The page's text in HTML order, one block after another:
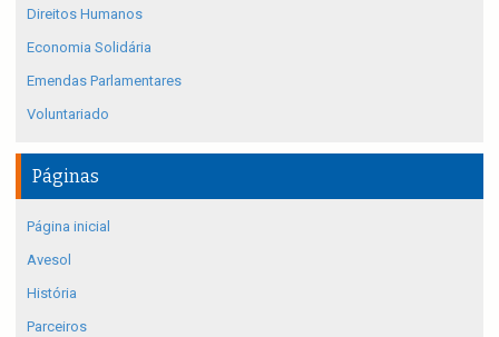
Direitos Humanos
Economia Solidária
Emendas Parlamentares
Voluntariado
Páginas
Página inicial
Avesol
História
Parceiros